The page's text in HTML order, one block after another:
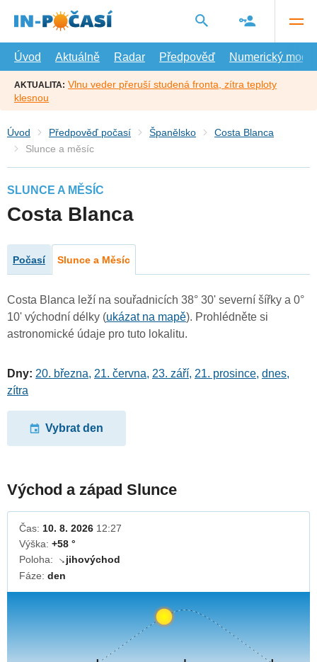
hlavní
Úvod
Aktuálně Radar Předpověď Numerický model
AKTUALITA: Vlnu veder přeruší studená fronta, zítra teploty
klesnou
Úvod Předpověď počasí Španělsko
Costa Blanca
Slunce a měsíc
SLUNCE A MĚSÍC
Costa Blanca
Počasí Slunce a Měsíc
Costa Blanca leží na souřadnicích 38° 30' severní šířky a 0°
10' východní délky (ukázat na mapě). Prohlédněte si
astronomické údaje pro tuto lokalitu.
Dny: 20. března, 21. června, 23. září, 21. prosince, dnes,
zítra
Vybrat den
Východ a západ Slunce
Čas: 10. 8. 2026 12:27
Výška: +58 °
Poloha:
↓jihovýchod
Fáze: den